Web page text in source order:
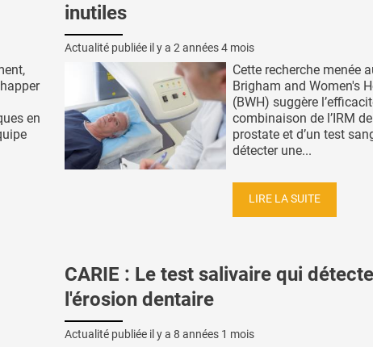
en
inutiles
Actualité publiée il y a 2 années 4 mois
Cette recherche menée
Brigham and Women's
(BWH) suggère
combinaison de l’IRM
prostate et d’un test
détecter une...
LIRE LA SUITE
CARIE : Le test salivaire qui détecte
l'érosion dentaire
Actualité publiée il y a 8 années 1 mois